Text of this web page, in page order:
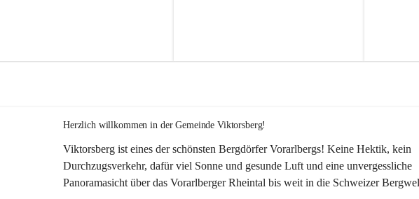
Herzlich willkommen in der Gemeinde Viktorsberg!
Viktorsberg ist eines der schönsten Bergdörfer Vorarlbergs! Keine Hektik, kein
Durchzugsverkehr, dafür viel Sonne und gesunde Luft und eine unvergessliche
Panoramasicht über das Vorarlberger Rheintal bis weit in die Schweizer